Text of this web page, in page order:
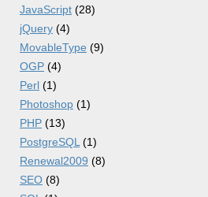
JavaScript (28)
jQuery (4)
MovableType (9)
OGP (4)
Perl (1)
Photoshop (1)
PHP (13)
PostgreSQL (1)
Renewal2009 (8)
SEO (8)